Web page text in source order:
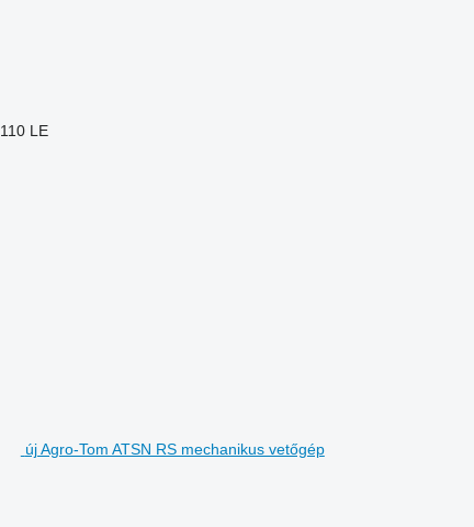
110 LE
új Agro-Tom ATSN RS mechanikus vetőgép